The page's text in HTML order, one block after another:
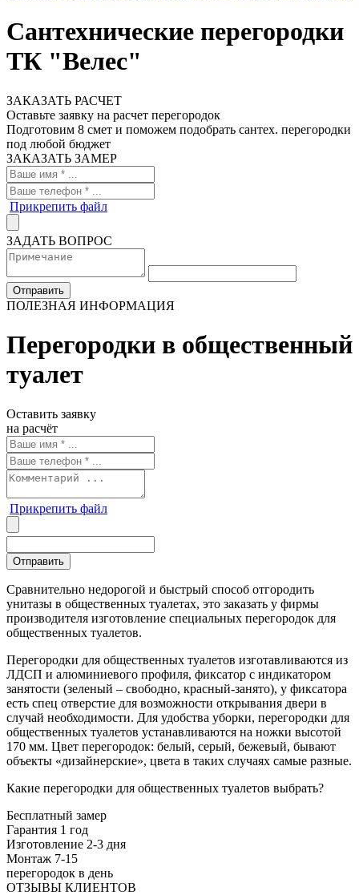
Сантехнические перегородки
ТК "Велес"
ЗАКАЗАТЬ РАСЧЕТ
Оставьте заявку на расчет перегородок
Подготовим 8 смет и поможем подобрать сантех. перегородки
под любой бюджет
ЗАКАЗАТЬ ЗАМЕР
Прикрепить файл
ЗАДАТЬ ВОПРОС
ПОЛЕЗНАЯ ИНФОРМАЦИЯ
Перегородки в общественный
туалет
Оставить заявку
на расчёт
Прикрепить файл
Сравнительно недорогой и быстрый способ отгородить
унитазы в общественных туалетах, это заказать у фирмы
производителя изготовление специальных перегородок для
общественных туалетов.
Перегородки для общественных туалетов изготавливаются из
ЛДСП и алюминиевого профиля, фиксатор с индикатором
занятости (зеленый – свободно, красный-занято), у фиксатора
есть спец отверстие для возможности открывания двери в
случай необходимости. Для удобства уборки, перегородки для
общественных туалетов устанавливаются на ножки высотой
170 мм. Цвет перегородок: белый, серый, бежевый, бывают
объекты «дизайнерские», цвета в таких случаях самые разные.
Какие перегородки для общественных туалетов выбрать?
Бесплатный замер
Гарантия 1 год
Изготовление 2-3 дня
Монтаж 7-15
перегородок в день
ОТЗЫВЫ КЛИЕНТОВ